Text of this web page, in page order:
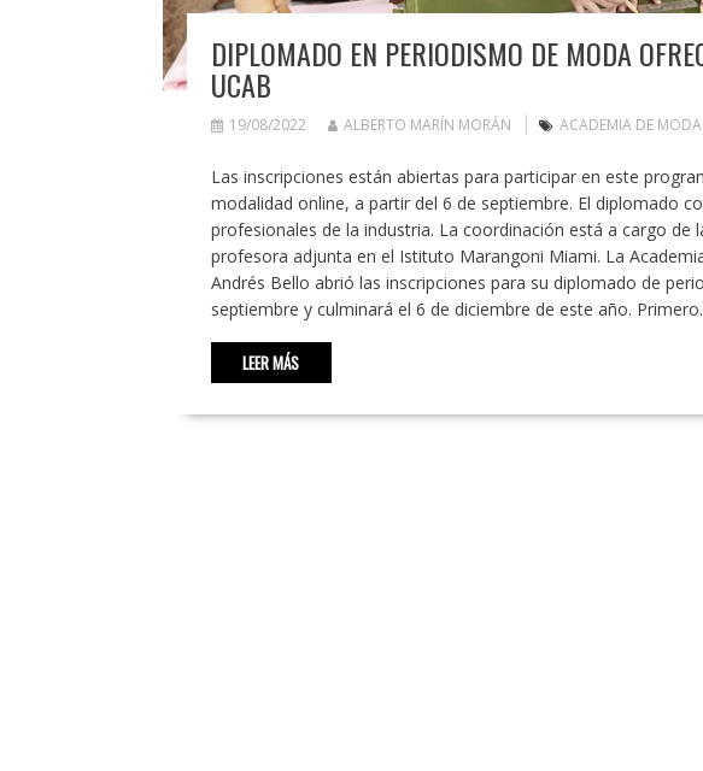
DIPLOMADO EN PERIODISMO DE MODA
UCAB
19/08/2022 ALBERTO MARÍN MORÁN ACADEMIA DE
Las inscripciones están abiertas para participar en este
modalidad online, a partir del 6 de septiembre. El diplomado
profesionales de la industria. La coordinación está a cargo de
profesora adjunta en el Istituto Marangoni Miami. La
Andrés Bello abrió las inscripciones para su diplomado de
septiembre y culminará el 6 de diciembre de este año.
LEER MÁS